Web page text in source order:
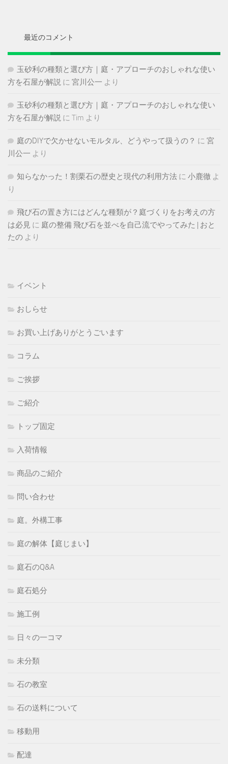
最近のコメント
玉砂利の種類と選び方｜庭・アプローチのおしゃれな使い
方を石屋が解説 に 宮川公一 より
玉砂利の種類と選び方｜庭・アプローチのおしゃれな使い
方を石屋が解説 に Tim より
庭のDIYで欠かせないモルタル、どうやって扱うの？ に 宮
川公一 より
知らなかった！割栗石の歴史と現代の利用方法 に 小鹿徹 よ
り
飛び石の置き方にはどんな種類が？庭づくりをお考えの方
は必見 に 庭の整備 飛び石を並べを自己流でやってみた | おと
たの より
イベント
おしらせ
お買い上げありがとうごいます
コラム
ご挨拶
ご紹介
トップ固定
入荷情報
商品のご紹介
問い合わせ
庭。外構工事
庭の解体【庭じまい】
庭石のQ&A
庭石処分
施工例
日々の一コマ
未分類
石の教室
石の送料について
移動用
配達